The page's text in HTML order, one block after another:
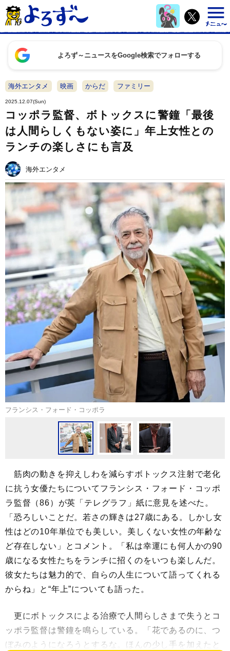
よろず～ニュースをGoogle検索でフォローする
海外エンタメ 映画 からだ ファミリー
2025.12.07(Sun)
コッポラ監督、ボトックスに警鐘「最後
は人間らしくもない姿に」年上女性との
ランチの楽しさにも言及
海外エンタメ
フランシス・フォード・コッポラ
筋肉の動きを抑えしわを減らすボトックス注射で老化
に抗う女優たちについてフランシス・フォード・コッポ
ラ監督（86）が英「テレグラフ」紙に意見を述べた。
「恐ろしいことだ。若さの輝きは27歳にある。しかし女
性はどの10年単位でも美しい。美しくない女性の年齢な
ど存在しない」とコメント。「私は幸運にも何人かの90
歳になる女性たちをランチに招くのをいつも楽しんだ。
彼女たちは魅力的で、自らの人生について語ってくれる
からね」と“年上”についても語った。
更にボトックスによる治療で人間らしさまで失うとコ
ッポラ監督は警鐘を鳴らしている。「花であるのに、つ
ぼみのようになろうとするな。ほんの少し手を加えたと